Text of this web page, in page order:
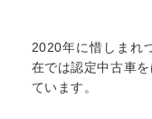
2020年に惜しまれ
在では認定中古車
ています。